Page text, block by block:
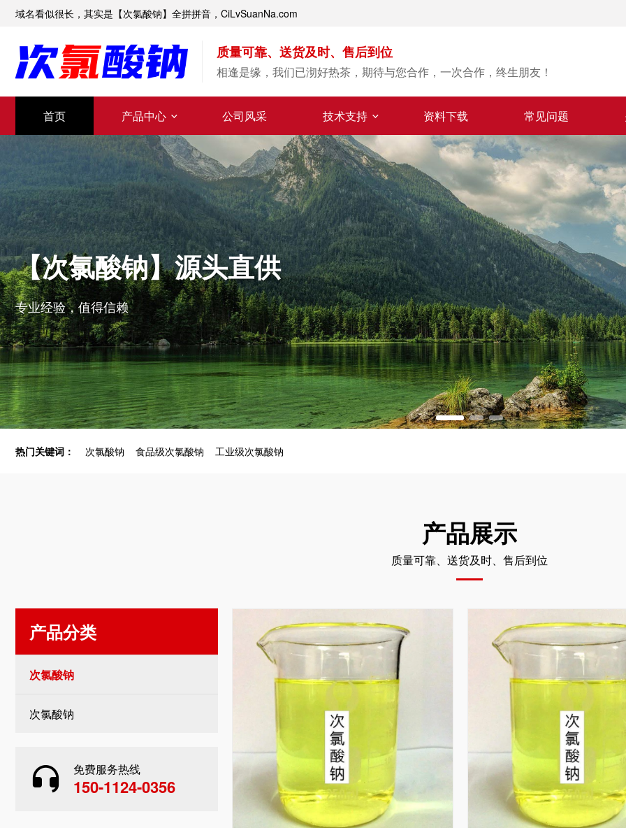
域名看似很长，其实是【次氯酸钠】全拼拼音，CiLvSuanNa.com
质量可靠、送货及时、售后到位
相逢是缘，我们已沏好热茶，期待与您合作，一次合作，终生朋友！
首页 产品中心 公司风采 技术支持 资料下载 常见问题
【次氯酸钠】源头直供
专业经验，值得信赖
热门关键词： 次氯酸钠 食品级次氯酸钠 工业级次氯酸钠
产品展示
质量可靠、送货及时、售后到位
产品分类
次氯酸钠
次氯酸钠
免费服务热线
150-1124-0356